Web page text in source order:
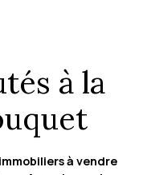
à la
à vendre